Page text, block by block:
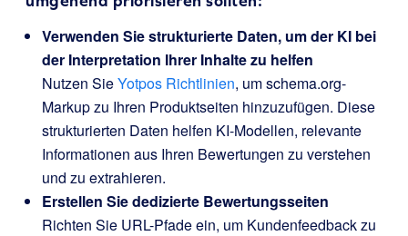
Verwenden Sie strukturierte Daten, um der KI bei
der Interpretation Ihrer Inhalte zu helfen
Nutzen SieYotpos Richtlinien, um schema.org-
Markup zu Ihren Produktseiten hinzuzufügen. Diese
strukturierten Daten helfen KI-Modellen, relevante
Informationen aus Ihren Bewertungen zu verstehen
und zu extrahieren.
Erstellen Sie dedizierte Bewertungsseiten
Richten Sie URL-Pfade ein, um Kundenfeedback zu